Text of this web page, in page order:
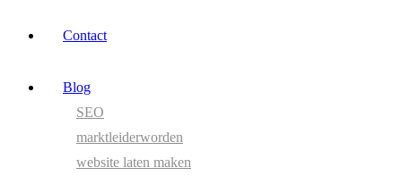
Contact
Blog
SEO
marktleiderworden
website laten maken